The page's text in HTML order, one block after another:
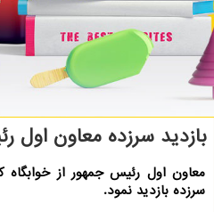
بازدید سرزده معاون اول
معاون اول رئیس جمهور از
سرزده بازدید نمود.